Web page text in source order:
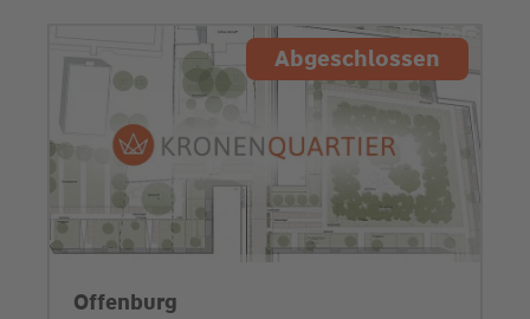
Abgeschlossen
Offenburg